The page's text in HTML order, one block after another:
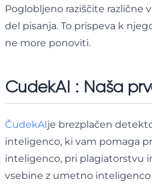
Poglobljeno raziščite različne
del pisanja. To prispeva k
ne more ponoviti.
CudekAI : Naša
ČudekAIje brezplačen
inteligenco, ki vam pomaga
inteligenco, pri plagiatorstvu
vsebine z umetno inteligenco